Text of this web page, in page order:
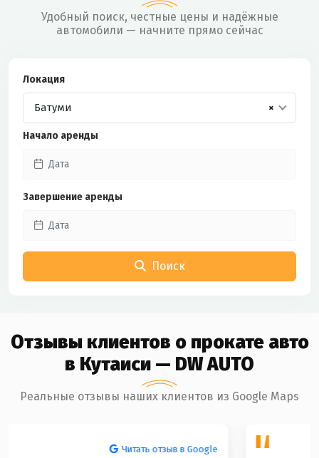
Удобный поиск, честные цены и надёжные
автомобили — начните прямо сейчас
Локация
×
Батуми
Начало аренды
Завершение аренды
Поиск
Отзывы клиентов о прокате авто
в Кутаиси — DW AUTO
Реальные отзывы наших клиентов из Google Maps
Читать отзыв в Google